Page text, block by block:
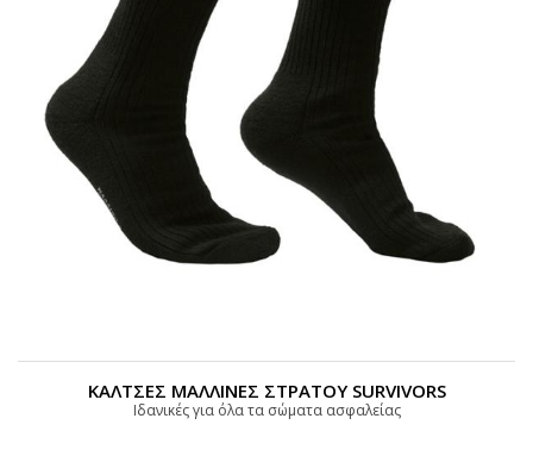
ΚΑΛΤΣΕΣ ΜΑΛΛΙΝΕΣ ΣΤΡΑΤΟΥ SURVIVORS
Ιδανικές για όλα τα σώματα ασφαλείας